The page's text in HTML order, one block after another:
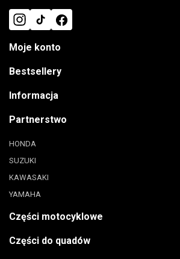
Moje konto
Bestsellery
Informacja
Partnerstwo
HONDA
SUZUKI
KAWASAKI
YAMAHA
Części motocyklowe
Części do quadów